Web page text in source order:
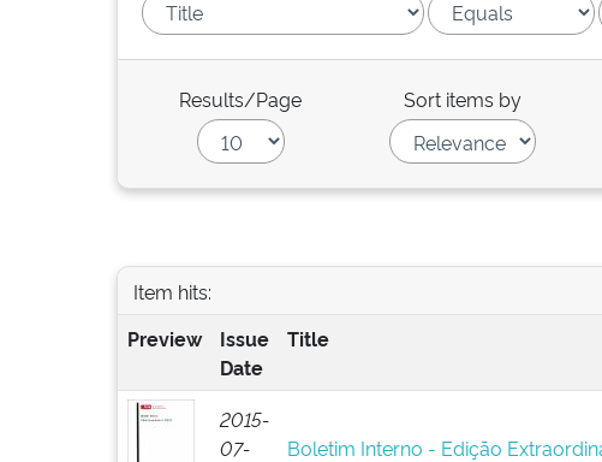
Results/Page Sort items by
Item hits:
Preview
Issue
Date
Title
2015-
07-
Boletim Interno - Edição